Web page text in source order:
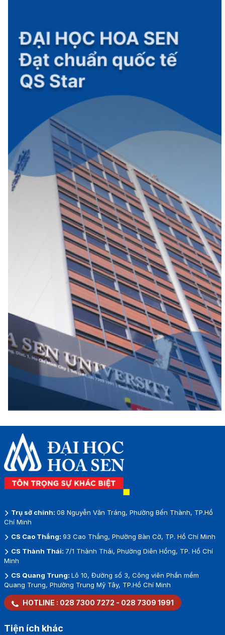
Trụ sở chính: 08 Nguyễn Văn Tráng, Phường Bến Thành, TP.Hồ
Chí Minh
CS Cao Thắng: 93 Cao Thắng, Phường Bàn Cờ, TP. Hồ Chí Minh
CS Thành Thái: 7/1 Thành Thái, Phường Diên Hồng, TP. Hồ Chí
Minh
CS Quang Trung: Lô 10, Đường số 3, Công viên Phần mềm
Quang Trung, Phường Trung Mỹ Tây, TP.Hồ Chí Minh
HOTLINE : 028 7300 7272 - 028 7309 1991
Tiện ích khác